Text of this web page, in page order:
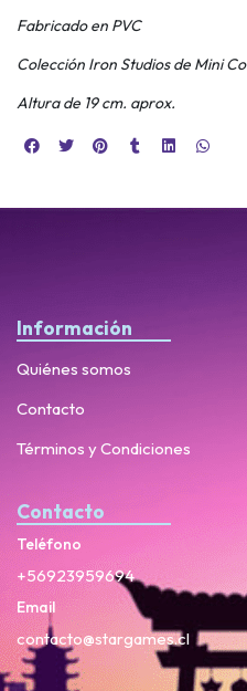
Fabricado en PVC
Colección Iron Studios de Mini Co
Altura de 19 cm. aprox.
Información
Quiénes somos
Contacto
Términos y Condiciones
Contacto
Teléfono
+56923959694
Email
contacto@stargames.cl